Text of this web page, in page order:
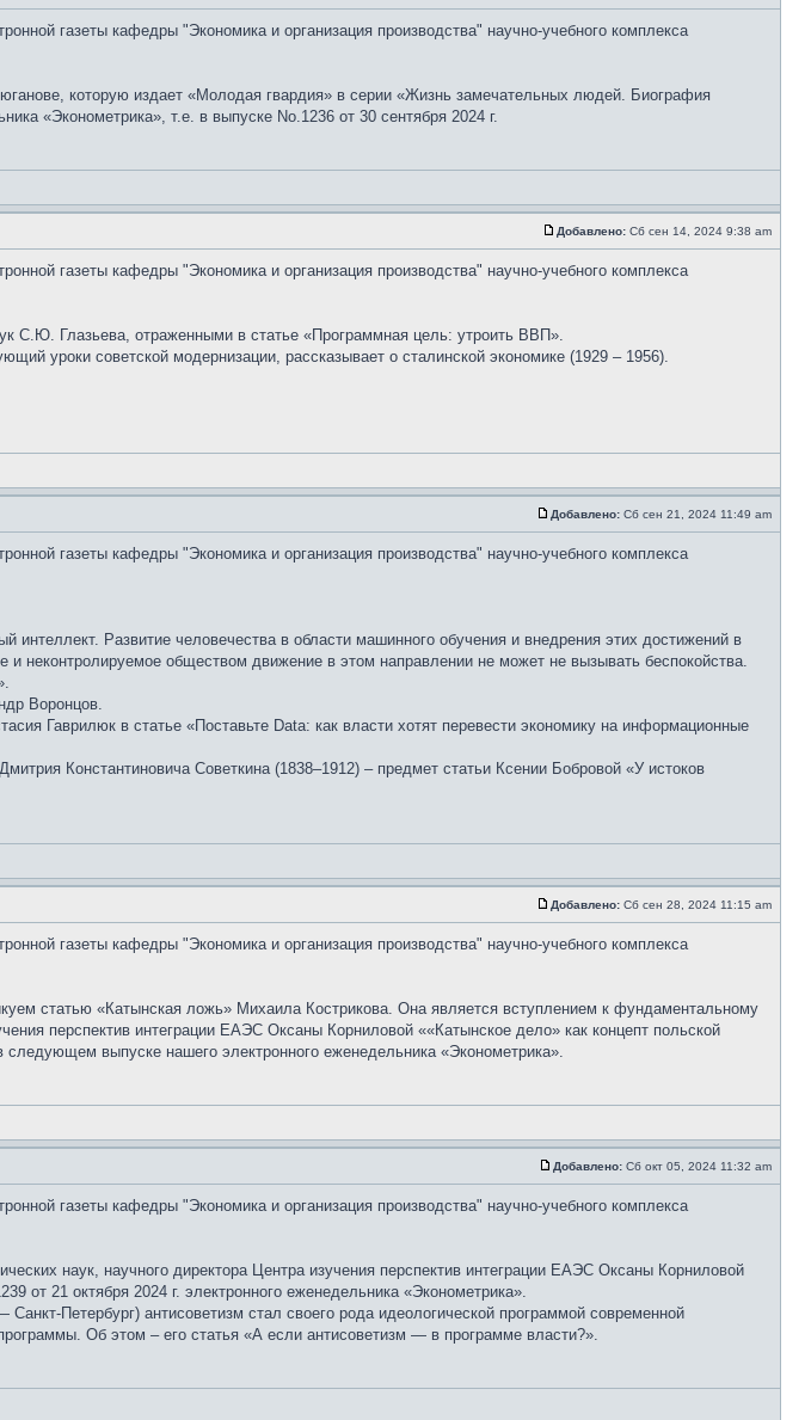
газеты кафедры "Экономика и организация производства" научно-учебного комплекса
которую издает «Молодая гвардия» в серии «Жизнь замечательных людей. Биография
«Эконометрика», т.е. в выпуске No.1236 от 30 сентября 2024 г.
Добавлено: Сб сен 14, 2024 9:38 am
газеты кафедры "Экономика и организация производства" научно-учебного комплекса
С.Ю. Глазьева, отраженными в статье «Программная цель: утроить ВВП».
уроки советской модернизации, рассказывает о сталинской экономике (1929 – 1956).
Добавлено: Сб сен 21, 2024 11:49 am
газеты кафедры "Экономика и организация производства" научно-учебного комплекса
Развитие человечества в области машинного обучения и внедрения этих достижений в
неконтролируемое обществом движение в этом направлении не может не вызывать беспокойства.
Воронцов.
Гаврилюк в статье «Поставьте Data: как власти хотят перевести экономику на информационные
Константиновича Советкина (1838–1912) – предмет статьи Ксении Бобровой «У истоков
Добавлено: Сб сен 28, 2024 11:15 am
газеты кафедры "Экономика и организация производства" научно-учебного комплекса
статью «Катынская ложь» Михаила Кострикова. Она является вступлением к фундаментальному
перспектив интеграции ЕАЭС Оксаны Корниловой ««Катынское дело» как концепт польской
выпуске нашего электронного еженедельника «Эконометрика».
Добавлено: Сб окт 05, 2024 11:32 am
газеты кафедры "Экономика и организация производства" научно-учебного комплекса
наук, научного директора Центра изучения перспектив интеграции ЕАЭС Оксаны Корниловой
от 21 октября 2024 г. электронного еженедельника «Эконометрика».
Петербург) антисоветизм стал своего рода идеологической программой современной
Об этом – его статья «А если антисоветизм — в программе власти?».